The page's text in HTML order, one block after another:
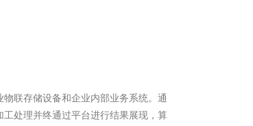
联存储设备和企业内部业务系统。通
处理并终通过平台进行结果展现，算